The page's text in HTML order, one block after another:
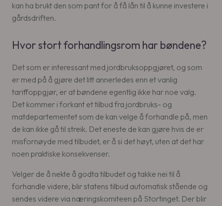
kan ha brukt den som pant for å få lån til å kunne investere i
gårdsdriften.
Hvor stort forhandlingsrom har bøndene?
Det som er interessant med jordbruksoppgjøret, og som
er med på å gjøre det litt annerledes enn et vanlig
tariffoppgjør, er at bøndene egentlig ikke har noe valg.
Det kommer i forkant et tilbud fra jordbruks- og
matdepartementet som de kan velge å forhandle på, men
de kan ikke gå til streik. Det eneste de kan gjøre hvis de er
misfornøyde med tilbudet, er å si det høyt, uten at det har
noen praktiske konsekvenser.
Velger de å nekte å godta tilbudet og takke nei til å
forhandle videre, blir statens tilbud automatisk stående og
sendes videre via næringskomiteen på Stortinget. Der blir